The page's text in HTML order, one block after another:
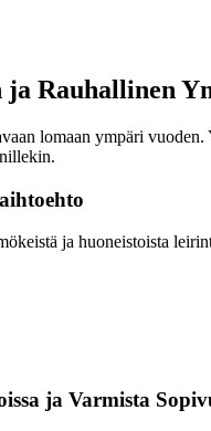
Rauhallinen
lomaan ympäri
ja huoneistoista
ja Varmista